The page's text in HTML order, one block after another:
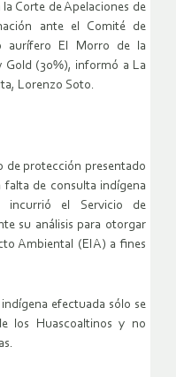
Corte de Apelaciones de
ante el Comité de
aurífero El Morro de la
Gold (30%), informó a La
Lorenzo Soto.
de protección presentado
falta de consulta indígena
incurrió el Servicio de
su análisis para otorgar
Ambiental (EIA) a fines
efectuada sólo se
los Huascoaltinos y no